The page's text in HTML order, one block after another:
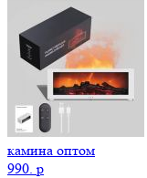
камина оптом
990. p